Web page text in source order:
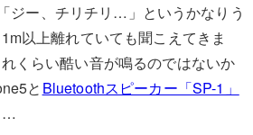
ジー、チリチリ…」というかなりう
以上離れていても聞こえてきま
くらい酷い音が鳴るのではないか
と Bluetoothスピーカー「SP-1」
…